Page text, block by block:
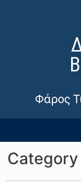
Φάρος